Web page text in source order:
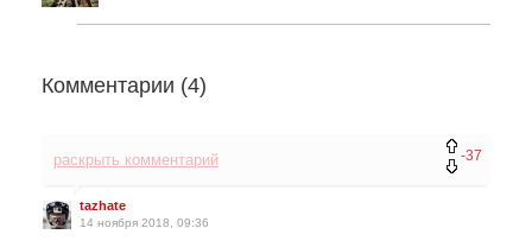
Комментарии (4)
-37
раскрыть комментарий
tazhate
14 ноября 2018, 09:36